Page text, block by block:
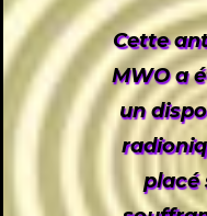
Cette
MWO a
un
placé